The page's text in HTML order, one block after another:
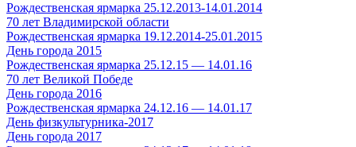
Рождественская ярмарка 25.12.2013-14.01.2014
70 лет Владимирской области
Рождественская ярмарка 19.12.2014-25.01.2015
День города 2015
Рождественская ярмарка 25.12.15 — 14.01.16
70 лет Великой Победе
День города 2016
Рождественская ярмарка 24.12.16 — 14.01.17
День физкультурника-2017
День города 2017